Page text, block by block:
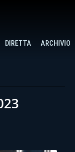
DIRETTA ARCHIVIO